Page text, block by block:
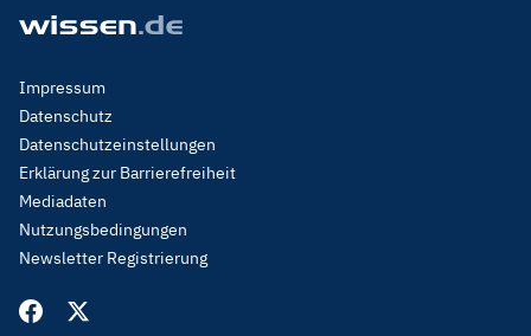
Footer
Menu
Legal
Impressum
Datenschutz
Datenschutzeinstellungen
Erklärung zur Barrierefreiheit
Mediadaten
Nutzungsbedingungen
Newsletter Registrierung